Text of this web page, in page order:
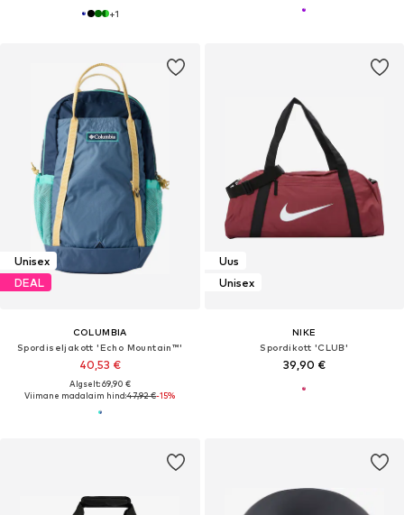
+1
Unisex
DEAL
COLUMBIA
Spordiseljakott 'Echo Mountain™'
40,53 €
Algselt: 69,90 €
Viimane madalaim hind:47,92 €-15%
Uus
Unisex
NIKE
Spordikott 'CLUB'
39,90 €